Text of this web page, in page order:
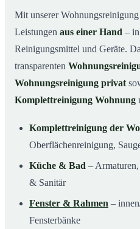
Mit unserer
Leistungen aus einer Hand –
Reinigungsmittel und Geräte.
transparenten
Wohnungsreinigung privat
Komplettreinigung Wohnung
Komplettreinigung der
Oberflächenreinigung,
Küche & Bad –
& Sanitär
Fenster & Rahmen –
Fensterbänke